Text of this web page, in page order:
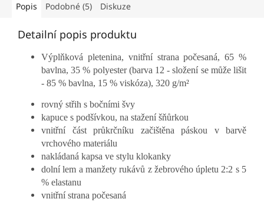
Popis Podobné (5) Diskuze
Detailní popis produktu
Výplňková pletenina, vnitřní strana počesaná, 65 %
bavlna, 35 % polyester (barva 12 - složení se může lišit
- 85 % bavlna, 15 % viskóza), 320 g/m²
rovný střih s bočními švy
kapuce s podšívkou, na stažení šňůrkou
vnitřní část průkrčníku začištěna páskou v barvě
vrchového materiálu
nakládaná kapsa ve stylu klokanky
dolní lem a manžety rukávů z žebrového úpletu 2:2 s 5
% elastanu
vnitřní strana počesaná